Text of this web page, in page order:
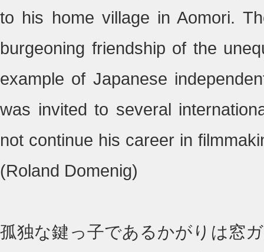
to his home village in Aomori.
burgeoning friendship of the
example of Japanese
was invited to several
not continue his career in
(Roland Domenig)
孤独な鍵っ子であるかがりは窓